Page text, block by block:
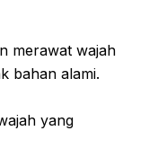
merawat wajah
bahan alami.
yang